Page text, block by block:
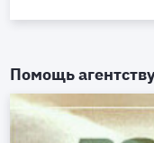
Помощь